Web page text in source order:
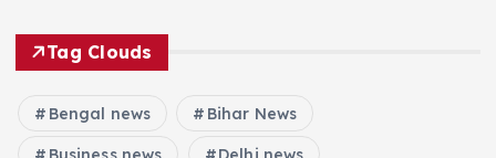
Tag Clouds
Bengal news Bihar News